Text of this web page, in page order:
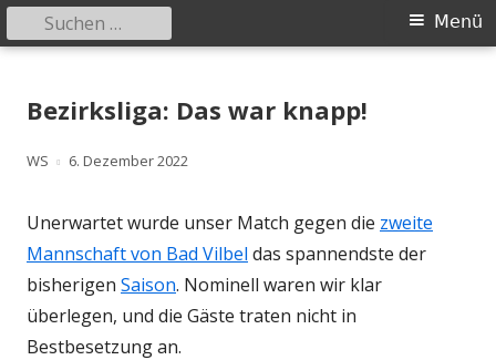
zum
Primäres
Menü
Suchen
nach:
Bezirksliga: Das war knapp!
Autor
WS
Veröffentlicht
6. Dezember 2022
Unerwartet wurde unser Match gegen die zweite
Mannschaft von Bad Vilbel das spannendste der
bisherigen Saison. Nominell waren wir klar
überlegen, und die Gäste traten nicht in
Bestbesetzung an.